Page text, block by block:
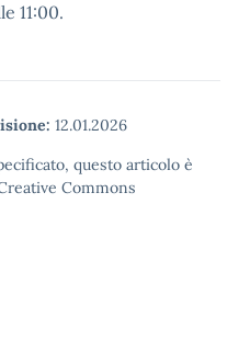
11:00.
12.01.2026
questo articolo è
Commons